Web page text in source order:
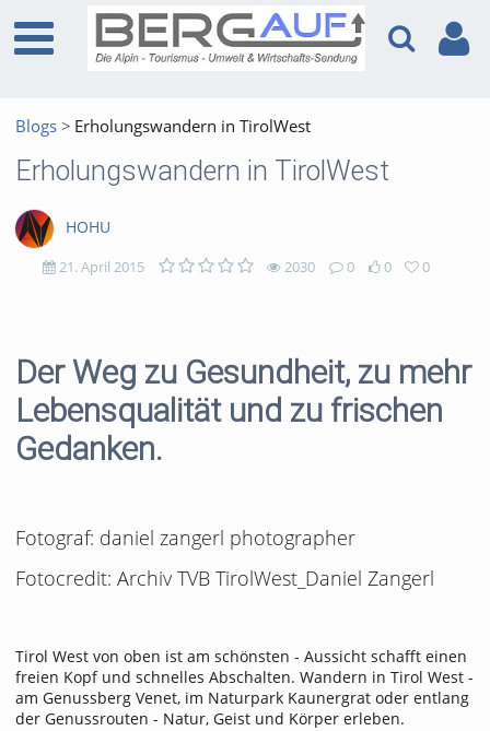
Blogs Erholungswandern in TirolWest
Erholungswandern in TirolWest
HOHU
21. April 2015 2030 0 0 0
Der Weg zu Gesundheit, zu mehr
Lebensqualität und zu frischen
Gedanken.
Fotograf: daniel zangerl photographer
Fotocredit: Archiv TVB TirolWest_Daniel Zangerl
Tirol West von oben ist am schönsten - Aussicht schafft einen
freien Kopf und schnelles Abschalten. Wandern in Tirol West -
am Genussberg Venet, im Naturpark Kaunergrat oder entlang
der Genussrouten - Natur, Geist und Körper erleben.